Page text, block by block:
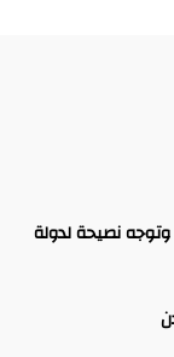
وتوجه نصيحة لدولة